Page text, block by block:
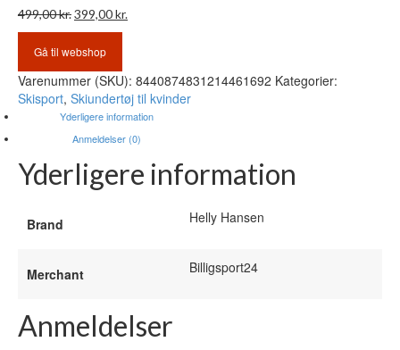
499,00kr.Den
oprindelige
pris
499,00 kr..
399,00kr.
399,00 kr..
Gå til webshop
Varenummer (SKU): 8440874831214461692 Kategorier:
Skisport, Skiundertøj til kvinder
Yderligere information
Anmeldelser (0)
Yderligere information
Brand Helly Hansen
Merchant Billigsport24
Anmeldelser